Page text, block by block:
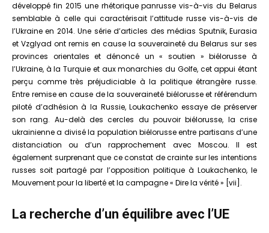
développé fin 2015 une rhétorique panrusse vis-à-vis du Belarus
semblable à celle qui caractérisait l’attitude russe vis-à-vis de
l’Ukraine en 2014. Une série d’articles des médias Sputnik, Eurasia
et Vzglyad ont remis en cause la souveraineté du Belarus sur ses
provinces orientales et dénoncé un « soutien » biélorusse à
l’Ukraine, à la Turquie et aux monarchies du Golfe, cet appui étant
perçu comme très préjudiciable à la politique étrangère russe.
Entre remise en cause de la souveraineté biélorusse et référendum
piloté d’adhésion à la Russie, Loukachenko essaye de préserver
son rang. Au-delà des cercles du pouvoir biélorusse, la crise
ukrainienne a divisé la population biélorusse entre partisans d’une
distanciation ou d’un rapprochement avec Moscou. Il est
également surprenant que ce constat de crainte sur les intentions
russes soit partagé par l’opposition politique à Loukachenko, le
Mouvement pour la liberté et la campagne « Dire la vérité » [vii].
La recherche d’un équilibre avec l’UE